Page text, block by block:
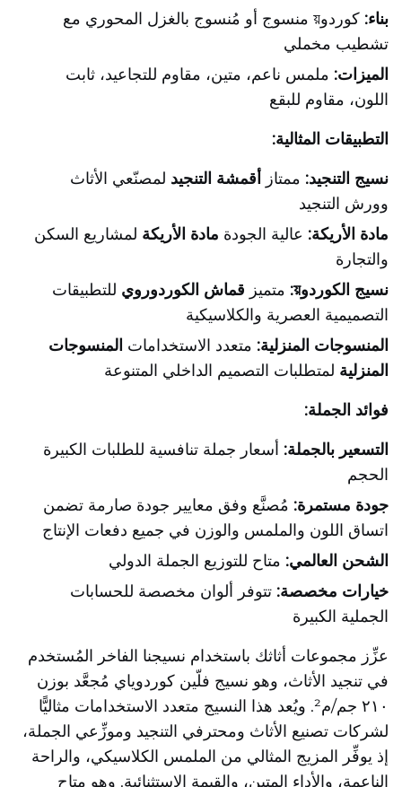
بناء:
كوردوয় منسوج أو مُنسوج بالغزل المحوري مع
تشطيب مخملي
الميزات: ملمس ناعم، متين، مقاوم للتجاعيد، ثابت
اللون، مقاوم للبقع
التطبيقات المثالية:
نسيج التنجيد: ممتاز أقمشة التنجيد لمصنّعي الأثاث
وورش التنجيد
مادة الأريكة: عالية الجودة مادة الأريكة لمشاريع السكن
والتجارة
نسيج الكوردوয়:
متميز قماش الكوردوروي للتطبيقات
التصميمية العصرية والكلاسيكية
المنسوجات المنزلية: متعدد الاستخدامات المنسوجات
المنزلية لمتطلبات التصميم الداخلي المتنوعة
فوائد الجملة:
التسعير بالجملة: أسعار جملة تنافسية للطلبات الكبيرة
الحجم
جودة مستمرة: مُصنَّع وفق معايير جودة صارمة تضمن
اتساق اللون والملمس والوزن في جميع دفعات الإنتاج
الشحن العالمي: متاح للتوزيع الجملة الدولي
خيارات مخصصة: تتوفر ألوان مخصصة للحسابات
الجملية الكبيرة
عزِّز مجموعات أثاثك باستخدام نسيجنا الفاخر المُستخدم
في تنجيد الأثاث، وهو نسيج فلّين كوردوياي مُجعَّد بوزن
٢١٠ جم/م². ويُعد هذا النسيج متعدد الاستخدامات مثاليًّا
لشركات تصنيع الأثاث ومحترفي التنجيد وموزِّعي الجملة،
إذ يوفِّر المزيج المثالي من الملمس الكلاسيكي، والراحة
الناعمة، والأداء المتين، والقيمة الاستثنائية. وهو متاح